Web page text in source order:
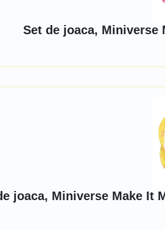
Set de joaca, Miniverse
joaca, Miniverse Make It